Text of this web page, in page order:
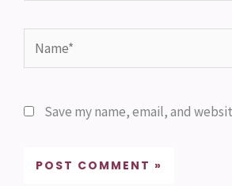
Name*
Save my name, email, and